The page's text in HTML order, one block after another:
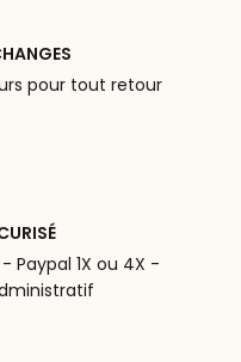
pour tout retour
1X ou 4X -